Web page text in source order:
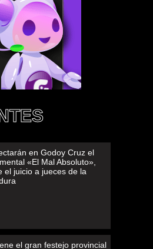
en Godoy Cruz el
«El Mal Absoluto»,
el juicio a jueces de la
el gran festejo provincial